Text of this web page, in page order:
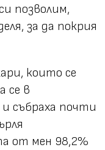
позволим,
за да покрия
които се
се в
събраха почти
от мен 98,2%